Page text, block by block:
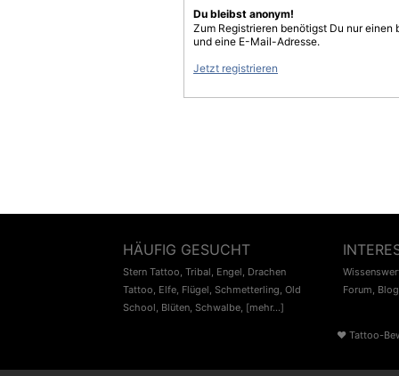
Du bleibst anonym!
Zum Registrieren benötigst Du nur einen
und eine E-Mail-Adresse.
Jetzt registrieren
HÄUFIG GESUCHT
Stern Tattoo, Tribal, Engel, Drachen
Tattoo, Elfe, Flügel, Schmetterling, Old
School, Blüten, Schwalbe, [mehr...]
Forum, Blog
♥ Tattoo-